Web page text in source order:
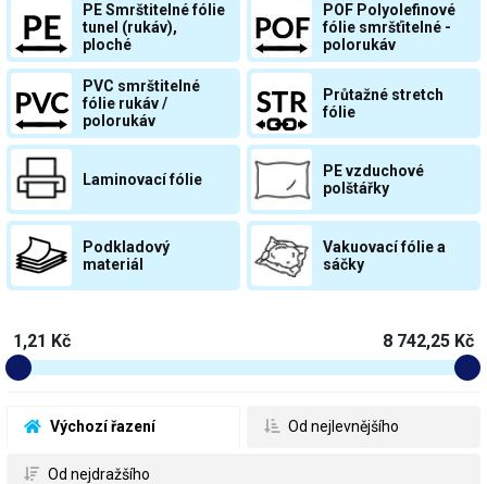
PE Smrštitelné fólie
tunel (rukáv),
ploché
POF Polyolefinové
fólie smršťitelné -
polorukáv
PVC smrštitelné
fólie rukáv /
polorukáv
Průtažné stretch
fólie
Laminovací fólie
PE vzduchové
polštářky
Podkladový
materiál
Vakuovací fólie a
sáčky
Výchozí řazení Od nejlevnějšího
Od nejdražšího
1,21 Kč 8 742,25 Kč